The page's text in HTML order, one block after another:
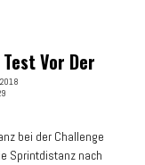
Vor Der
bei der Challenge
Sprintdistanz nach